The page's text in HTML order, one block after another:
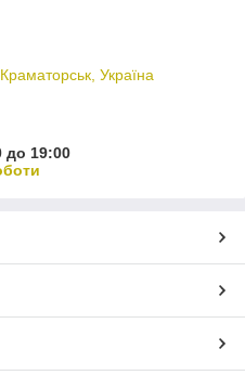
Україна
до 19:00